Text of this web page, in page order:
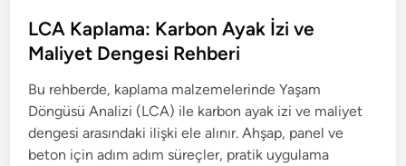
LCA Kaplama: Karbon Ayak İzi ve
Maliyet Dengesi Rehberi
Bu rehberde, kaplama malzemelerinde Yaşam
Döngüsü Analizi (LCA) ile karbon ayak izi ve maliyet
dengesi arasındaki ilişki ele alınır. Ahşap, panel ve
beton için adım adım süreçler, pratik uygulama